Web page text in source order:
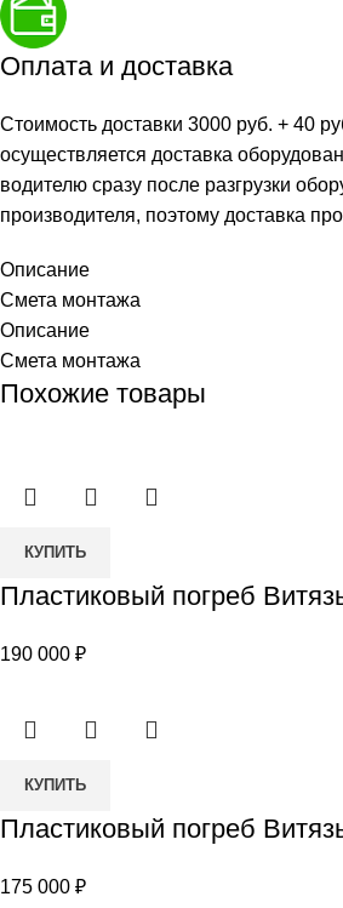
Оплата и доставка
Стоимость доставки 3000 руб. + 40
осуществляется доставка
водителю сразу после разгрузки
производителя, поэтому доставка
Описание
Смета монтажа
Описание
Смета монтажа
Похожие товары
Количество
Пластиковый
Витязь
2500х1500х2100
КУПИТЬ
Пластиковый погреб
190 000 ₽
Количество
Пластиковый
Витязь
КУПИТЬ
Пластиковый погреб
175 000 ₽